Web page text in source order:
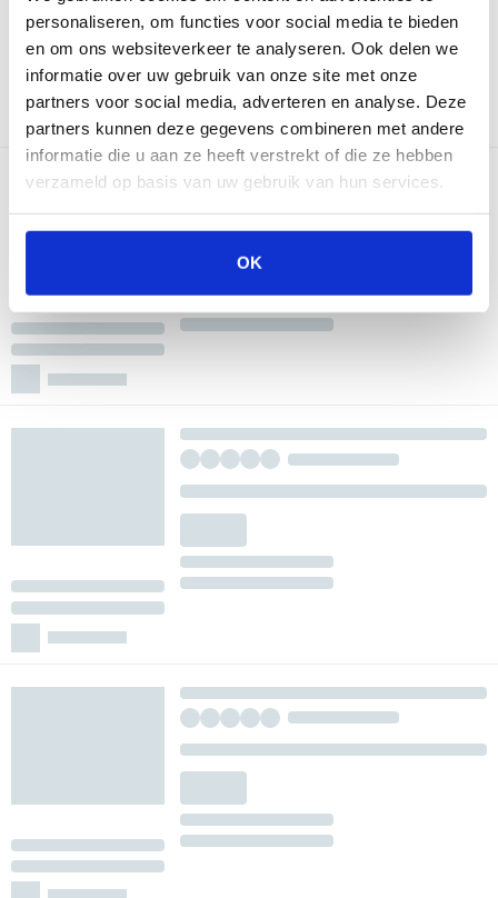
personaliseren, om functies voor social media te bieden
en om ons websiteverkeer te analyseren. Ook delen we
informatie over uw gebruik van onze site met onze
partners voor social media, adverteren en analyse. Deze
partners kunnen deze gegevens combineren met andere
informatie die u aan ze heeft verstrekt of die ze hebben
verzameld op basis van uw gebruik van hun services.
OK